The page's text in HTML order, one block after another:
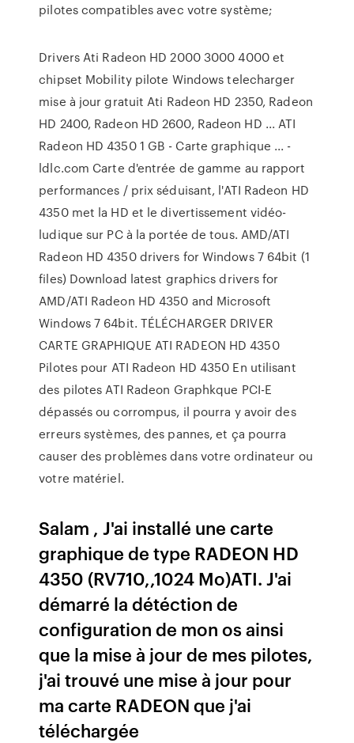
pilotes compatibles avec votre système;
Drivers Ati Radeon HD 2000 3000 4000 et
chipset Mobility pilote Windows telecharger
mise à jour gratuit Ati Radeon HD 2350, Radeon
HD 2400, Radeon HD 2600, Radeon HD ... ATI
Radeon HD 4350 1 GB - Carte graphique ... -
ldlc.com Carte d'entrée de gamme au rapport
performances / prix séduisant, l'ATI Radeon HD
4350 met la HD et le divertissement vidéo-
ludique sur PC à la portée de tous. AMD/ATI
Radeon HD 4350 drivers for Windows 7 64bit (1
files) Download latest graphics drivers for
AMD/ATI Radeon HD 4350 and Microsoft
Windows 7 64bit. TÉLÉCHARGER DRIVER
CARTE GRAPHIQUE ATI RADEON HD 4350
Pilotes pour ATI Radeon HD 4350 En utilisant
des pilotes ATI Radeon Graphkque PCI-E
dépassés ou corrompus, il pourra y avoir des
erreurs systèmes, des pannes, et ça pourra
causer des problèmes dans votre ordinateur ou
votre matériel.
Salam , J'ai installé une carte
graphique de type RADEON HD
4350 (RV710,,1024 Mo)ATI. J'ai
démarré la détéction de
configuration de mon os ainsi
que la mise à jour de mes pilotes,
j'ai trouvé une mise à jour pour
ma carte RADEON que j'ai
téléchargée